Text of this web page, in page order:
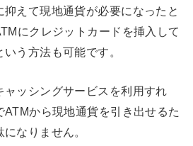
えて現地通貨が必要になったと
にクレジットカードを挿入して
う方法も可能です。
ャッシングサービスを利用すれ
から現地通貨を引き出せるた
なりません。